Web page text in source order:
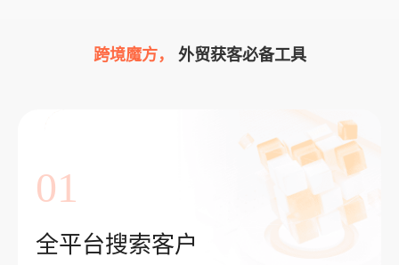
跨境魔方， 外贸获客必备工具
01
全平台搜索客户